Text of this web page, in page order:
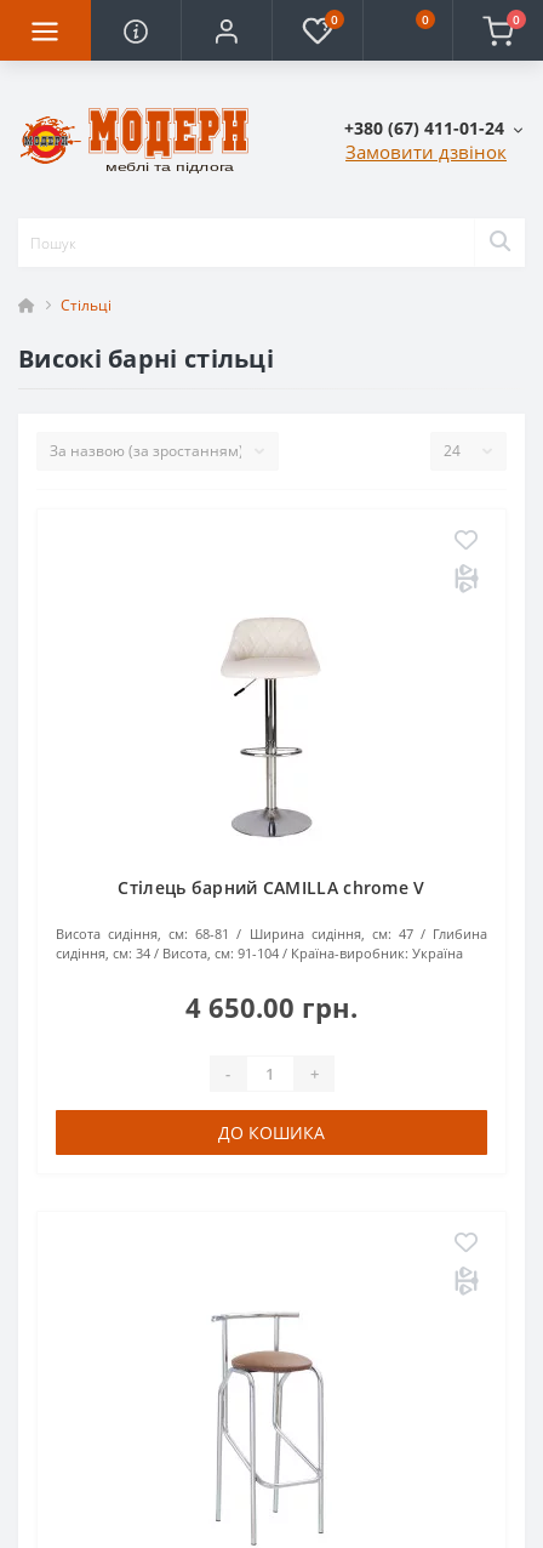
0 0 0
+380 (67) 411-01-24
Замовити дзвінок
Стільці
Високі барні стільці
Стілець барний CAMILLA chrome V
Висота сидіння, см: 68-81 Ширина сидіння, см: 47
Глибина
сидіння, см: 34 Висота, см: 91-104 Країна-виробник: Україна
4 650.00 грн.
- +
ДО КОШИКА